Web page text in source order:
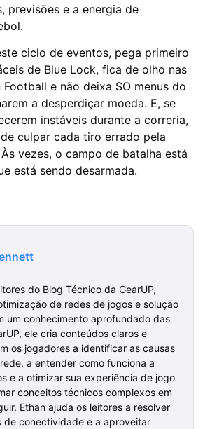
previsões e a energia de
ciclo de eventos, pega primeiro
de Blue Lock, fica de olho nas
e não deixa SO menus do
a desperdiçar moeda. E, se
instáveis durante a correria,
culpar cada tiro errado pela
vezes, o campo de batalha está
está sendo desarmada.
do Blog Técnico da GearUP,
de redes de jogos e solução
um conhecimento aprofundado das
ele cria conteúdos claros e
os jogadores a identificar as causas
a entender como funciona a
e a otimizar sua experiência de jogo
conceitos técnicos complexos em
Ethan ajuda os leitores a resolver
de conectividade e a aproveitar